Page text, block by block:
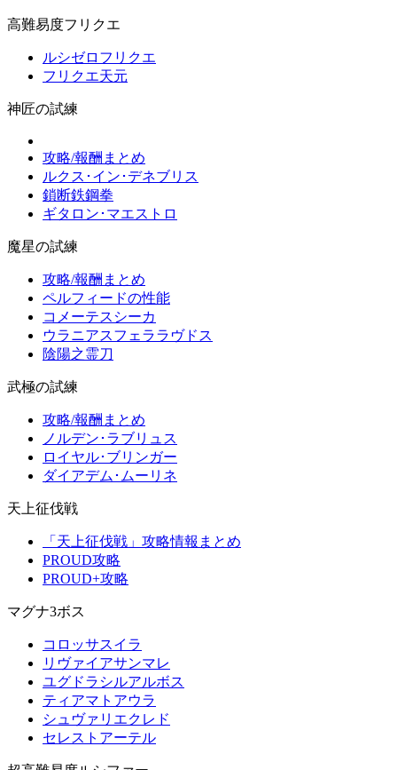
高難易度フリクエ
ルシゼロフリクエ
フリクエ天元
神匠の試練
攻略/報酬まとめ
ルクス･イン･デネブリス
鎖断鉄鋼拳
ギタロン･マエストロ
魔星の試練
攻略/報酬まとめ
ペルフィードの性能
コメーテスシーカ
ウラニアスフェララヴドス
陰陽之霊刀
武極の試練
攻略/報酬まとめ
ノルデン･ラブリュス
ロイヤル･ブリンガー
ダイアデム･ムーリネ
天上征伐戦
「天上征伐戦」攻略情報まとめ
PROUD攻略
PROUD+攻略
マグナ3ボス
コロッサスイラ
リヴァイアサンマレ
ユグドラシルアルボス
ティアマトアウラ
シュヴァリエクレド
セレストアーテル